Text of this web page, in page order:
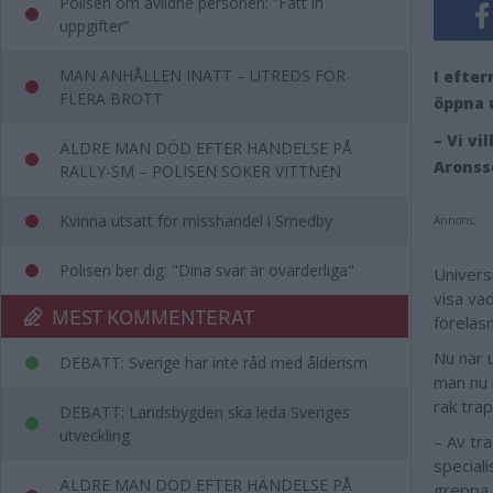
uppgifter”
MAN ANHÅLLEN INATT – UTREDS FÖR
FLERA BROTT
ÄLDRE MAN DÖD EFTER HÄNDELSE PÅ
RALLY-SM – POLISEN SÖKER VITTNEN
Kvinna utsatt för misshandel i Smedby
Polisen ber dig: "Dina svar är ovärderliga"
MEST KOMMENTERAT
DEBATT: Sverige har inte råd med ålderism
DEBATT: Landsbygden ska leda Sveriges
utveckling
ÄLDRE MAN DÖD EFTER HÄNDELSE PÅ
I
öppna
– Vi
Annons:
visa
Nu när
man nu
rak
– Av